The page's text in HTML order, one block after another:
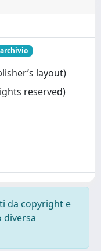
layout)
reserved)
da copyright e
diversa